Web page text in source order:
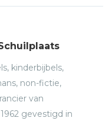
kinderbijbels,
non-fictie,
van
gevestigd in